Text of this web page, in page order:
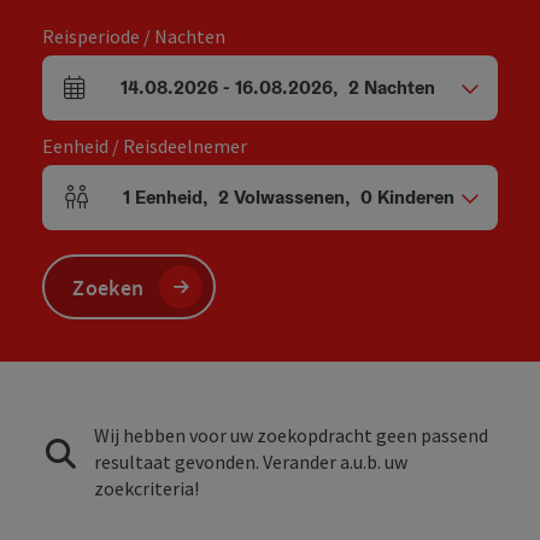
Reisperiode / Nachten
Velden voor aankomst en vertrek
14.08.2026- 16.08.2026, 2 Nachten
Eenheid / Reisdeelnemer
Aantal eenheden en persoonsvelden
1 Eenheid, 2 Volwassenen, 0 Kinderen
Zoeken
Wij hebben voor uw zoekopdracht geen passend
resultaat gevonden. Verander a.u.b. uw
zoekcriteria!